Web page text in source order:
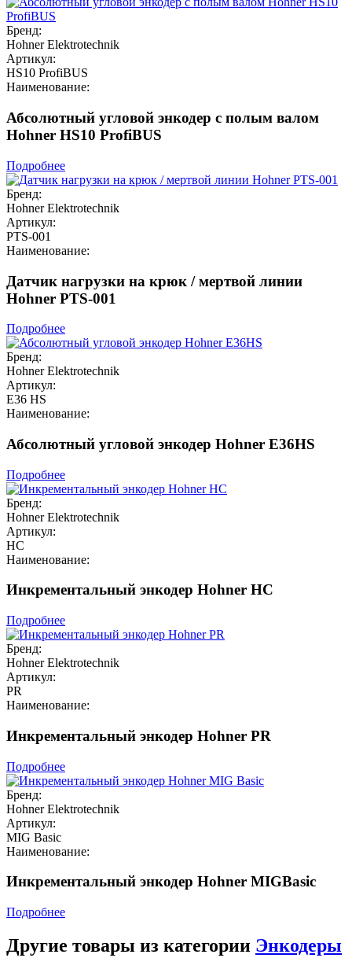
Бренд:
Hohner Elektrotechnik
Артикул:
HS10 ProfiBUS
Наименование:
Абсолютный угловой энкодер с полым валом
Hohner HS10 ProfiBUS
Подробнее
Бренд:
Hohner Elektrotechnik
Артикул:
PTS-001
Наименование:
Датчик нагрузки на крюк / мертвой линии
Hohner PTS-001
Подробнее
Бренд:
Hohner Elektrotechnik
Артикул:
E36 HS
Наименование:
Абсолютный угловой энкодер Hohner E36HS
Подробнее
Бренд:
Hohner Elektrotechnik
Артикул:
HC
Наименование:
Инкрементальный энкодер Hohner HC
Подробнее
Бренд:
Hohner Elektrotechnik
Артикул:
PR
Наименование:
Инкрементальный энкодер Hohner PR
Подробнее
Бренд:
Hohner Elektrotechnik
Артикул:
MIG Basic
Наименование:
Инкрементальный энкодер Hohner MIGBasic
Подробнее
Другие товары из категории Энкодеры